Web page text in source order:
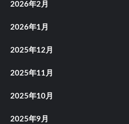
2026年2月
2026年1月
2025年12月
2025年11月
2025年10月
2025年9月